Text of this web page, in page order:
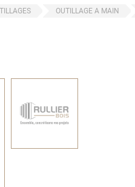
OUTILLAGE A MAIN